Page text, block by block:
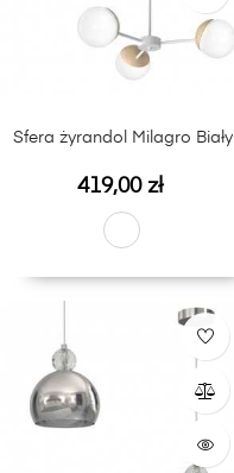
Sfera żyrandol Milagro Biały
Cena
419,00 zł